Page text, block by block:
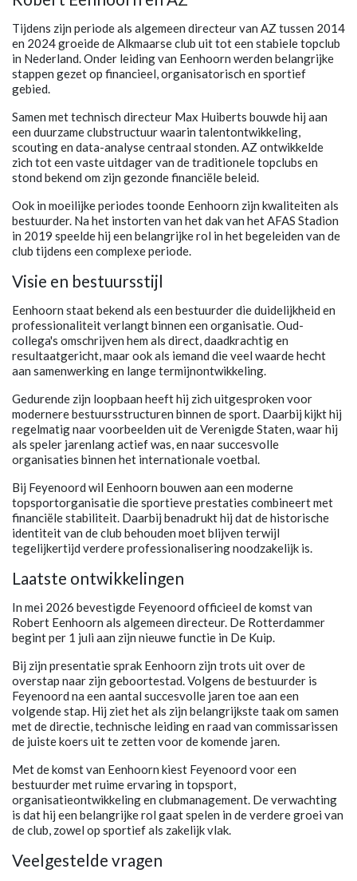
Tijdens zijn periode als algemeen directeur van AZ tussen 2014
en 2024 groeide de Alkmaarse club uit tot een stabiele topclub
in Nederland. Onder leiding van Eenhoorn werden belangrijke
stappen gezet op financieel, organisatorisch en sportief
gebied.
Samen met technisch directeur Max Huiberts bouwde hij aan
een duurzame clubstructuur waarin talentontwikkeling,
scouting en data-analyse centraal stonden. AZ ontwikkelde
zich tot een vaste uitdager van de traditionele topclubs en
stond bekend om zijn gezonde financiële beleid.
Ook in moeilijke periodes toonde Eenhoorn zijn kwaliteiten als
bestuurder. Na het instorten van het dak van het AFAS Stadion
in 2019 speelde hij een belangrijke rol in het begeleiden van de
club tijdens een complexe periode.
Visie en bestuursstijl
Eenhoorn staat bekend als een bestuurder die duidelijkheid en
professionaliteit verlangt binnen een organisatie. Oud-
collega's omschrijven hem als direct, daadkrachtig en
resultaatgericht, maar ook als iemand die veel waarde hecht
aan samenwerking en lange termijnontwikkeling.
Gedurende zijn loopbaan heeft hij zich uitgesproken voor
modernere bestuursstructuren binnen de sport. Daarbij kijkt hij
regelmatig naar voorbeelden uit de Verenigde Staten, waar hij
als speler jarenlang actief was, en naar succesvolle
organisaties binnen het internationale voetbal.
Bij Feyenoord wil Eenhoorn bouwen aan een moderne
topsportorganisatie die sportieve prestaties combineert met
financiële stabiliteit. Daarbij benadrukt hij dat de historische
identiteit van de club behouden moet blijven terwijl
tegelijkertijd verdere professionalisering noodzakelijk is.
Laatste ontwikkelingen
In mei 2026 bevestigde Feyenoord officieel de komst van
Robert Eenhoorn als algemeen directeur. De Rotterdammer
begint per 1 juli aan zijn nieuwe functie in De Kuip.
Bij zijn presentatie sprak Eenhoorn zijn trots uit over de
overstap naar zijn geboortestad. Volgens de bestuurder is
Feyenoord na een aantal succesvolle jaren toe aan een
volgende stap. Hij ziet het als zijn belangrijkste taak om samen
met de directie, technische leiding en raad van commissarissen
de juiste koers uit te zetten voor de komende jaren.
Met de komst van Eenhoorn kiest Feyenoord voor een
bestuurder met ruime ervaring in topsport,
organisatieontwikkeling en clubmanagement. De verwachting
is dat hij een belangrijke rol gaat spelen in de verdere groei van
de club, zowel op sportief als zakelijk vlak.
Veelgestelde vragen